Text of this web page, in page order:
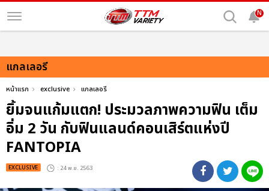
N
แกลเลอรี
หน้าแรก exclusive แกลเลอรี
ยิ้มจนแก้มแตก! ประมวลภาพความฟิน เต็ม
อิ่ม 2 วัน กับฟินแลนด์คอนเสิร์ตแห่งปี
FANTOPIA
EXCLUSIVE : 24 พ.ย. 2563